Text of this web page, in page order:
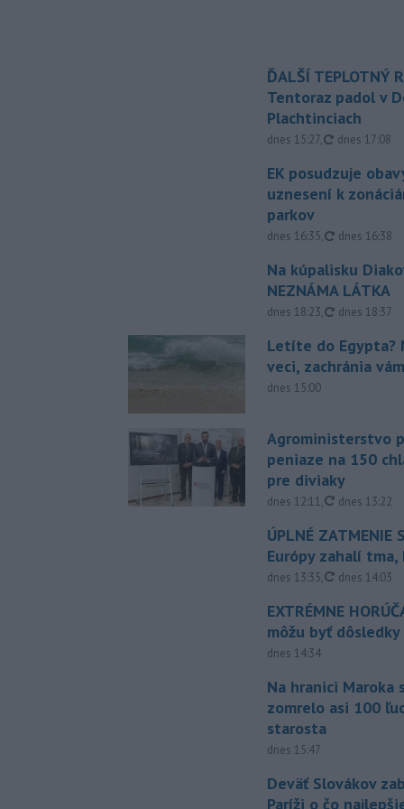
ĎALŠÍ TEPLOTNÝ
Tentoraz padol v
Plachtinciach
dnes 15:27, aktualizované
dnes 17:08
EK posudzuje
uznesení k
parkov
dnes 16:35, aktualizované
dnes 16:38
Na kúpalisku
NEZNÁMA LÁTKA
dnes 18:23, aktualizované
dnes 18:37
Letíte do
veci, zachránia
dnes 15:00
Agroministerstvo
peniaze na 150
pre diviaky
dnes 12:11, aktualizované
dnes 13:22
ÚPLNÉ ZATMENIE
Európy zahalí
dnes 13:35, aktualizované
dnes 14:03
EXTRÉMNE
môžu byť dôsledky
dnes 14:34
Na hranici Maroka
zomrelo asi 100
starosta
dnes 15:47
Deväť Slovákov
Paríži o čo